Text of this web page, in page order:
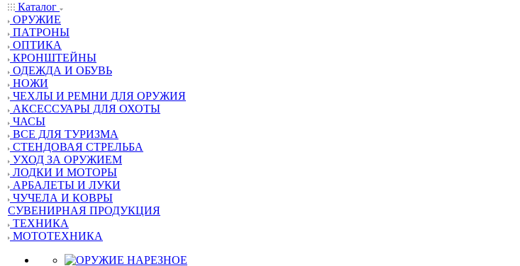
Каталог
ОРУЖИЕ
ПАТРОНЫ
ОПТИКА
КРОНШТЕЙНЫ
ОДЕЖДА И ОБУВЬ
НОЖИ
ЧЕХЛЫ И РЕМНИ ДЛЯ ОРУЖИЯ
АКСЕССУАРЫ ДЛЯ ОХОТЫ
ЧАСЫ
ВСЕ ДЛЯ ТУРИЗМА
СТЕНДОВАЯ СТРЕЛЬБА
УХОД ЗА ОРУЖИЕМ
ЛОДКИ И МОТОРЫ
АРБАЛЕТЫ И ЛУКИ
ЧУЧЕЛА И КОВРЫ
СУВЕНИРНАЯ ПРОДУКЦИЯ
ТЕХНИКА
МОТОТЕХНИКА